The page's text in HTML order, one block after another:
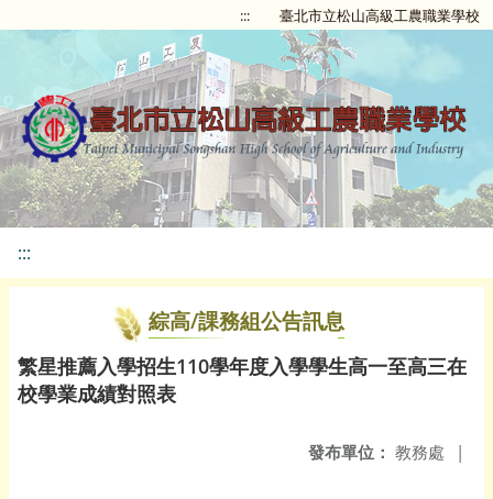
::: 臺北市立松山高級工農職業學校
:::
綜高/課務組公告訊息
繁星推薦入學招生110學年度入學學生高一至高三在
校學業成績對照表
發布單位： 教務處 |